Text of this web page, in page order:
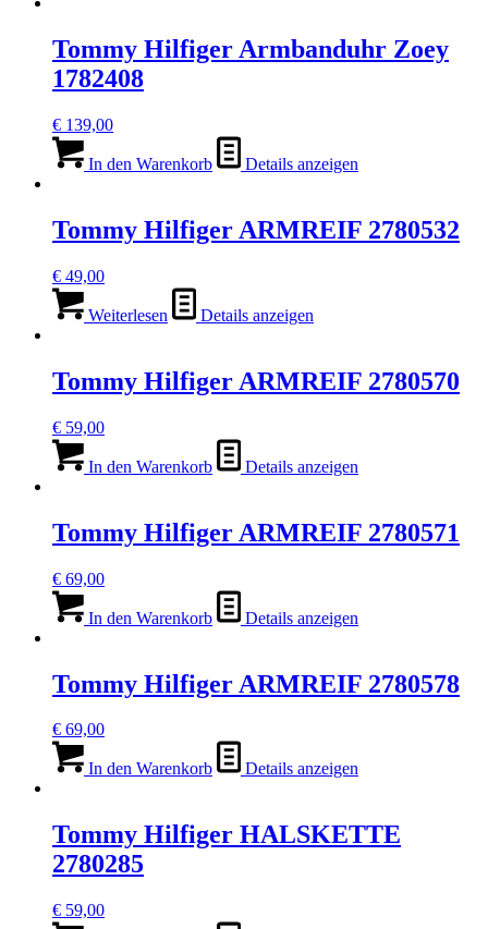
Tommy Hilfiger Armbanduhr Zoey
1782408
€ 139,00
In den Warenkorb Details anzeigen
Tommy Hilfiger ARMREIF 2780532
€ 49,00
Weiterlesen Details anzeigen
Tommy Hilfiger ARMREIF 2780570
€ 59,00
In den Warenkorb Details anzeigen
Tommy Hilfiger ARMREIF 2780571
€ 69,00
In den Warenkorb Details anzeigen
Tommy Hilfiger ARMREIF 2780578
€ 69,00
In den Warenkorb Details anzeigen
Tommy Hilfiger HALSKETTE
2780285
€ 59,00